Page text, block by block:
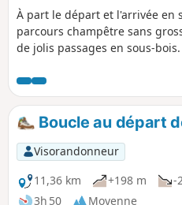
À part le départ et l'arrivée en
parcours champêtre sans
de jolis passages en sous-bois.
Boucle au départ
Visorandonneur
11,36 km
+198 m
-
3h 50
Moyenne